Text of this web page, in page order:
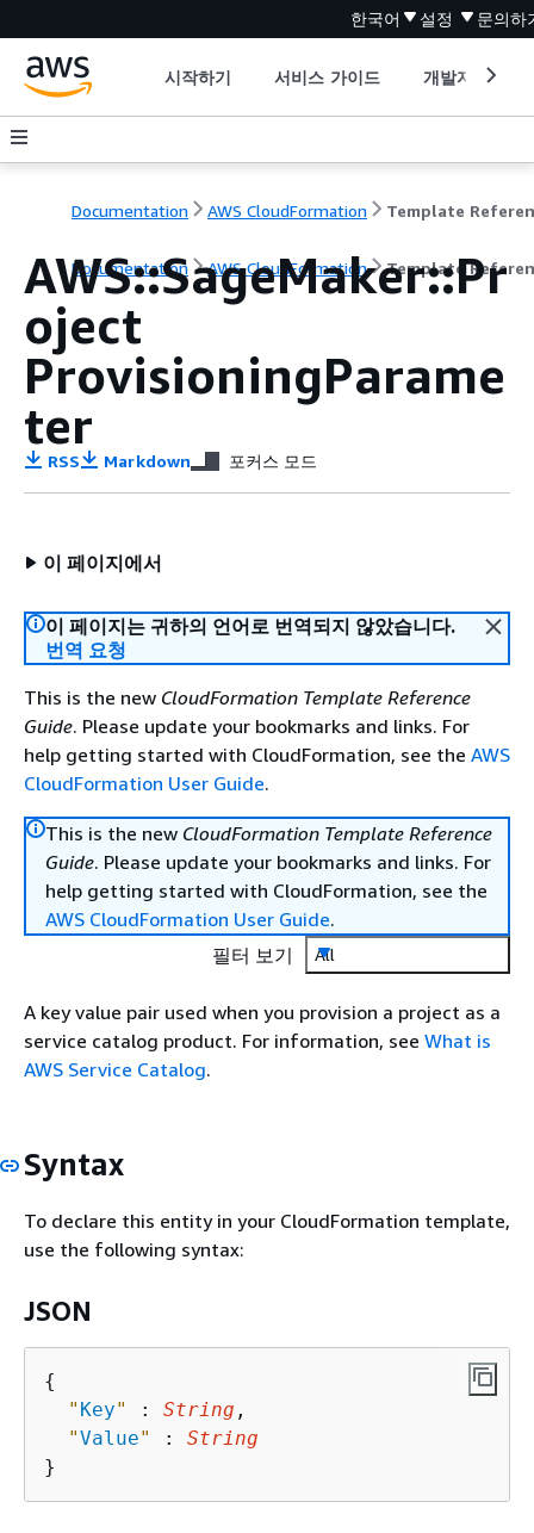
한국어 설정 문의하
시작하기 서비스 가이드 개발자 도구
Documentation AWS CloudFormation Template
Documentation AWS CloudFormation Template
AWS::SageMaker::Pr
oject
ProvisioningParame
ter
RSS Markdown 포커스 모드
이 페이지에서
이 페이지는 귀하의 언어로 번역되지 않았습니다.
번역 요청
This is the new CloudFormation Template Reference
Guide. Please update your bookmarks and links. For
help getting started with CloudFormation, see the AWS
CloudFormation User Guide.
This is the new CloudFormation Template Reference
Guide. Please update your bookmarks and links. For
help getting started with CloudFormation, see the
AWS CloudFormation User Guide.
필터 보기
All
A key value pair used when you provision a project as a
service catalog product. For information, see What is
AWS Service Catalog.
Syntax
To declare this entity in your CloudFormation template,
use the following syntax:
JSON
{
" Key" : String ,
"Value" : String